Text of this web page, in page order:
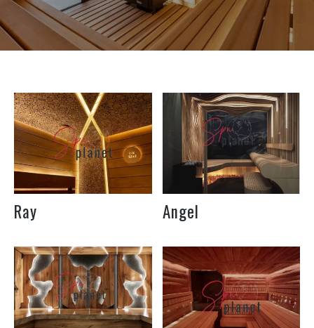
Ray Angel
розмір приміщення
ДовжинаШиринаM2
Як повідомити
вартість
розмір приміщення
ДовжинаШиринаM2
Як повідомити
вартість